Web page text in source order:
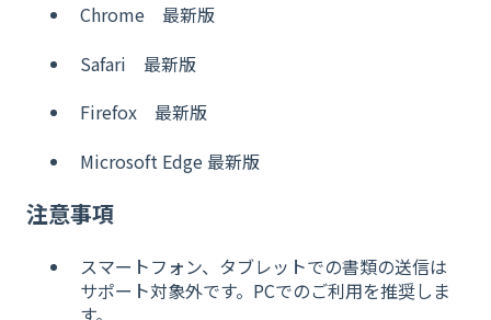
Chrome 最新版
Safari 最新版
Firefox 最新版
Microsoft Edge 最新版
注意事項
スマートフォン、タブレットでの書類の送信は
サポート対象外です。PCでのご利用を推奨しま